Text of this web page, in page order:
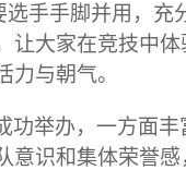
选手手脚并用，
让大家在竞技中
力与朝气。
功举办，一方面
意识和集体荣誉